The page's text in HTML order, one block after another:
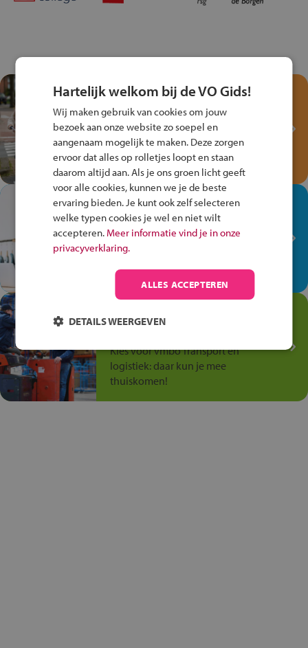
Test je kennis met het
Fiets Veilig
Verkeersspel!
Speel het Fiets Veilig Verkeersspel
en win een Cortina-fiets!
In de winkel ben je op je
plek!
Ontdek via het vmbo jouw talent
op de winkelvloer, waar elke dag
anders is!
Transport en Logistiek
Kies voor vmbo Transport en
logistiek: daar kun je mee
thuiskomen!
Hartelijk welkom bij de VO Gids!
Wij maken gebruik van cookies om jouw
bezoek aan onze website zo soepel en
aangenaam mogelijk te maken. Deze zorgen
ervoor dat alles op rolletjes loopt en staan
daarom altijd aan. Als je ons groen licht geeft
voor alle cookies, kunnen we je de beste
ervaring bieden. Je kunt ook zelf selecteren
welke typen cookies je wel en niet wilt
accepteren. Meer informatie vind je in onze
privacyverklaring.
ALLES ACCEPTEREN
DETAILS WEERGEVEN